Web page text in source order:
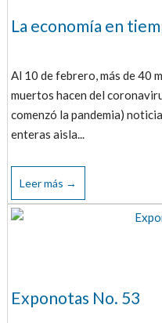
La economía en
Al 10 de febrero, más de 40
muertos hacen del
comenzó la pandemia)
enteras aisla...
Leer más →
Exponotas No. 53